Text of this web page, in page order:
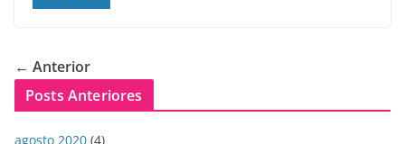
← Anterior
Posts Anteriores
agosto 2020 (4)